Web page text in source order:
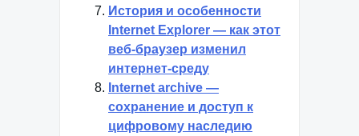
История и особенности
Internet Explorer — как этот
веб-браузер изменил
интернет-среду
Internet archive —
сохранение и доступ к
цифровому наследию